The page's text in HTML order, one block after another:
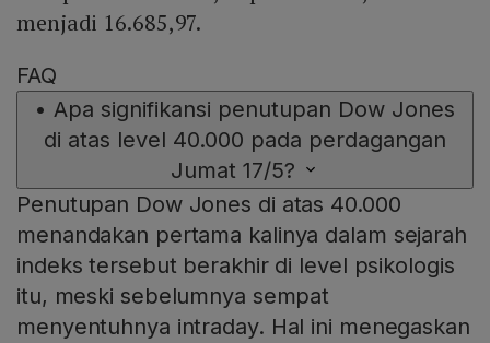
menjadi 16.685,97.
FAQ
• Apa signifikansi penutupan Dow Jones
di atas level 40.000 pada perdagangan
Jumat 17/5?
Penutupan Dow Jones di atas 40.000
menandakan pertama kalinya dalam sejarah
indeks tersebut berakhir di level psikologis
itu, meski sebelumnya sempat
menyentuhnya intraday. Hal ini menegaskan